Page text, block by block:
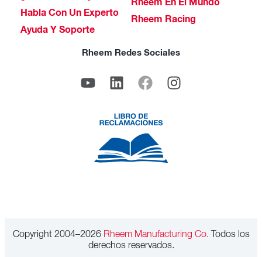
Habla Con Un Experto
Ayuda Y Soporte
Rheem En El Mundo
Rheem Racing
Rheem Redes Sociales
Copyright 2004–2026Rheem Manufacturing Co. Todos los
derechos reservados.